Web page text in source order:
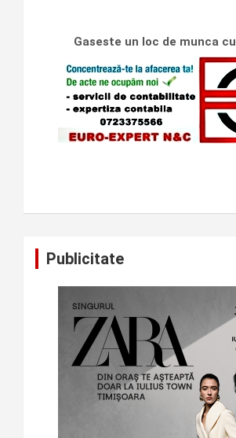
Gaseste un loc de munca cu
Publicitate